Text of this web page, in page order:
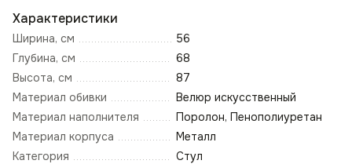
Характеристики
Ширина, см
56
Глубина, см
68
Высота, см
87
Материал обивки
Велюр искусственный
Материал наполнителя
Поролон, Пенополиуретан
Материал корпуса
Металл
Категория
Стул